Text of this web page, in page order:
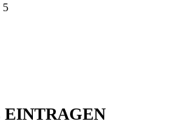
5
EINTRAGEN